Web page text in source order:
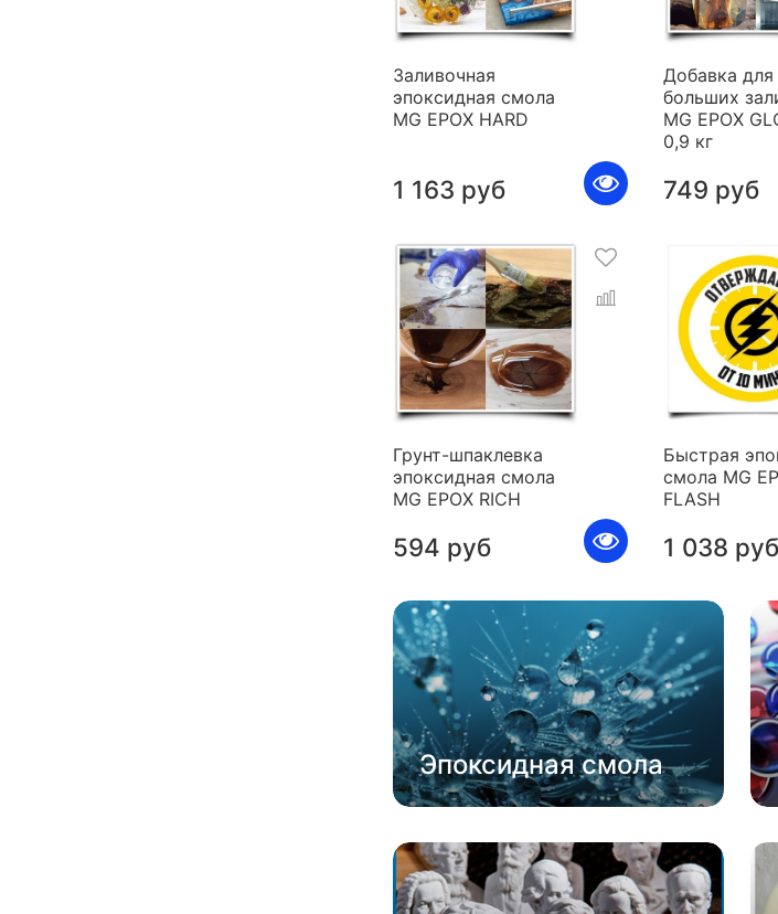
Заливочная
эпоксидная смола
MG EPOX HARD
1 163 руб
Добавка для
больших
MG EPOX
0,9 кг
749 руб
Грунт-шпаклевка
эпоксидная смола
MG EPOX RICH
594 руб
Быстрая
смола MG
FLASH
1 038 руб
Эпоксидная смола